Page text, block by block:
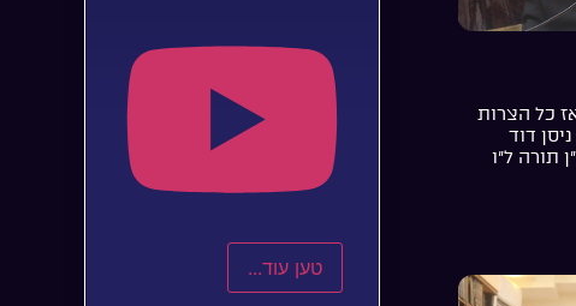
כל הצרות
דוד
תורה ל”ו
טען עוד...